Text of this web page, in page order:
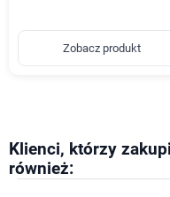
Zobacz produkt
Klienci, którzy
również: